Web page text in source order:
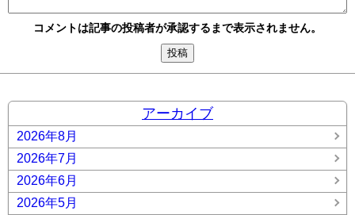
コメントは記事の投稿者が承認するまで表示されません。
アーカイブ
2026年8月
2026年7月
2026年6月
2026年5月